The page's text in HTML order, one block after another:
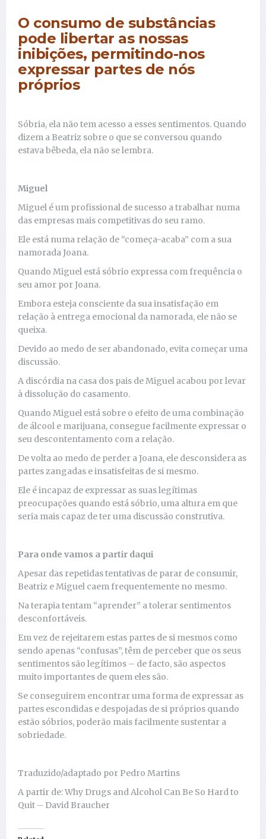
O consumo de substâncias
pode libertar as nossas
inibições, permitindo-nos
expressar partes de nós
próprios
Sóbria, ela não tem acesso a esses sentimentos. Quando
dizem a Beatriz sobre o que se conversou quando
estava bêbeda, ela não se lembra.
Miguel
Miguel é um profissional de sucesso a trabalhar numa
das empresas mais competitivas do seu ramo.
Ele está numa relação de “começa-acaba” com a sua
namorada Joana.
Quando Miguel está sóbrio expressa com frequência o
seu amor por Joana.
Embora esteja consciente da sua insatisfação em
relação à entrega emocional da namorada, ele não se
queixa.
Devido ao medo de ser abandonado, evita começar uma
discussão.
A discórdia na casa dos pais de Miguel acabou por levar
à dissolução do casamento.
Quando Miguel está sobre o efeito de uma combinação
de álcool e marijuana, consegue facilmente expressar o
seu descontentamento com a relação.
De volta ao medo de perder a Joana, ele desconsidera as
partes zangadas e insatisfeitas de si mesmo.
Ele é incapaz de expressar as suas legítimas
preocupações quando está sóbrio, uma altura em que
seria mais capaz de ter uma discussão construtiva.
Para onde vamos a partir daqui
Apesar das repetidas tentativas de parar de consumir,
Beatriz e Miguel caem frequentemente no mesmo.
Na terapia tentam “aprender” a tolerar sentimentos
desconfortáveis.
Em vez de rejeitarem estas partes de si mesmos como
sendo apenas “confusas”, têm de perceber que os seus
sentimentos são legítimos – de facto, são aspectos
muito importantes de quem eles são.
Se conseguirem encontrar uma forma de expressar as
partes escondidas e despojadas de si próprios quando
estão sóbrios, poderão mais facilmente sustentar a
sobriedade.
Traduzido/adaptado por Pedro Martins
A partir de: Why Drugs and Alcohol Can Be So Hard to
Quit – David Braucher